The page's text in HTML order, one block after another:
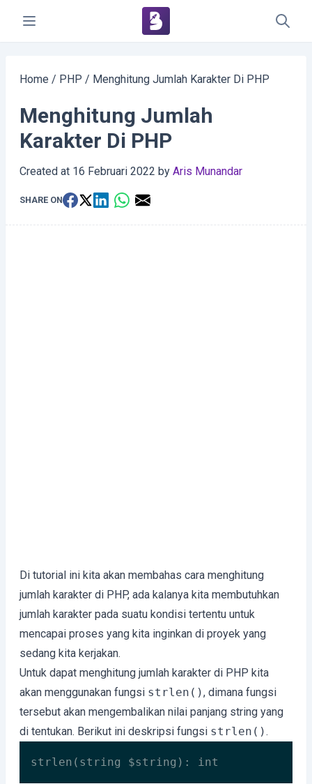
Home / PHP / Menghitung Jumlah Karakter Di PHP
Menghitung Jumlah
Karakter Di PHP
Created at 16 Februari 2022 by Aris Munandar
SHARE ON
Di tutorial ini kita akan membahas cara menghitung
jumlah karakter di PHP, ada kalanya kita membutuhkan
jumlah karakter pada suatu kondisi tertentu untuk
mencapai proses yang kita inginkan di proyek yang
sedang kita kerjakan.
Untuk dapat menghitung jumlah karakter di PHP kita
akan menggunakan fungsi strlen(), dimana fungsi
tersebut akan mengembalikan nilai panjang string yang
di tentukan. Berikut ini deskripsi fungsi strlen().
strlen(string $string): int